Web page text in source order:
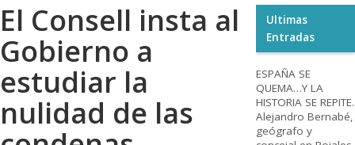
El Consell insta al
Gobierno a
estudiar la
nulidad de las
Ultimas
Entradas
ESPAÑA SE
QUEMA…Y LA
HISTORIA SE REPITE.
Alejandro Bernabé,
geógrafo y